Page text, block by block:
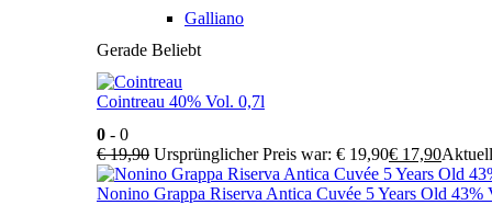
Galliano
Gerade Beliebt
Cointreau 40% Vol. 0,7l
0 - 0
€19,90 Ursprünglicher Preis war: € 19,90€ 17,90
Nonino Grappa Riserva Antica Cuvée 5 Years Old 43%